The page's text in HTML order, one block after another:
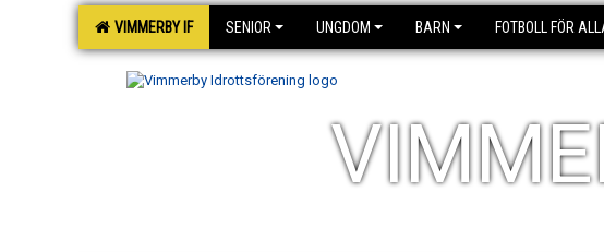
VIMMERBY IF SENIOR UNGDOM BARN FOTBOLL FÖR